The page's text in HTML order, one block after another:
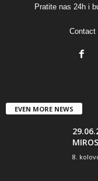
Pratite nas 24h i
Contact
EVEN MORE NEWS
8.